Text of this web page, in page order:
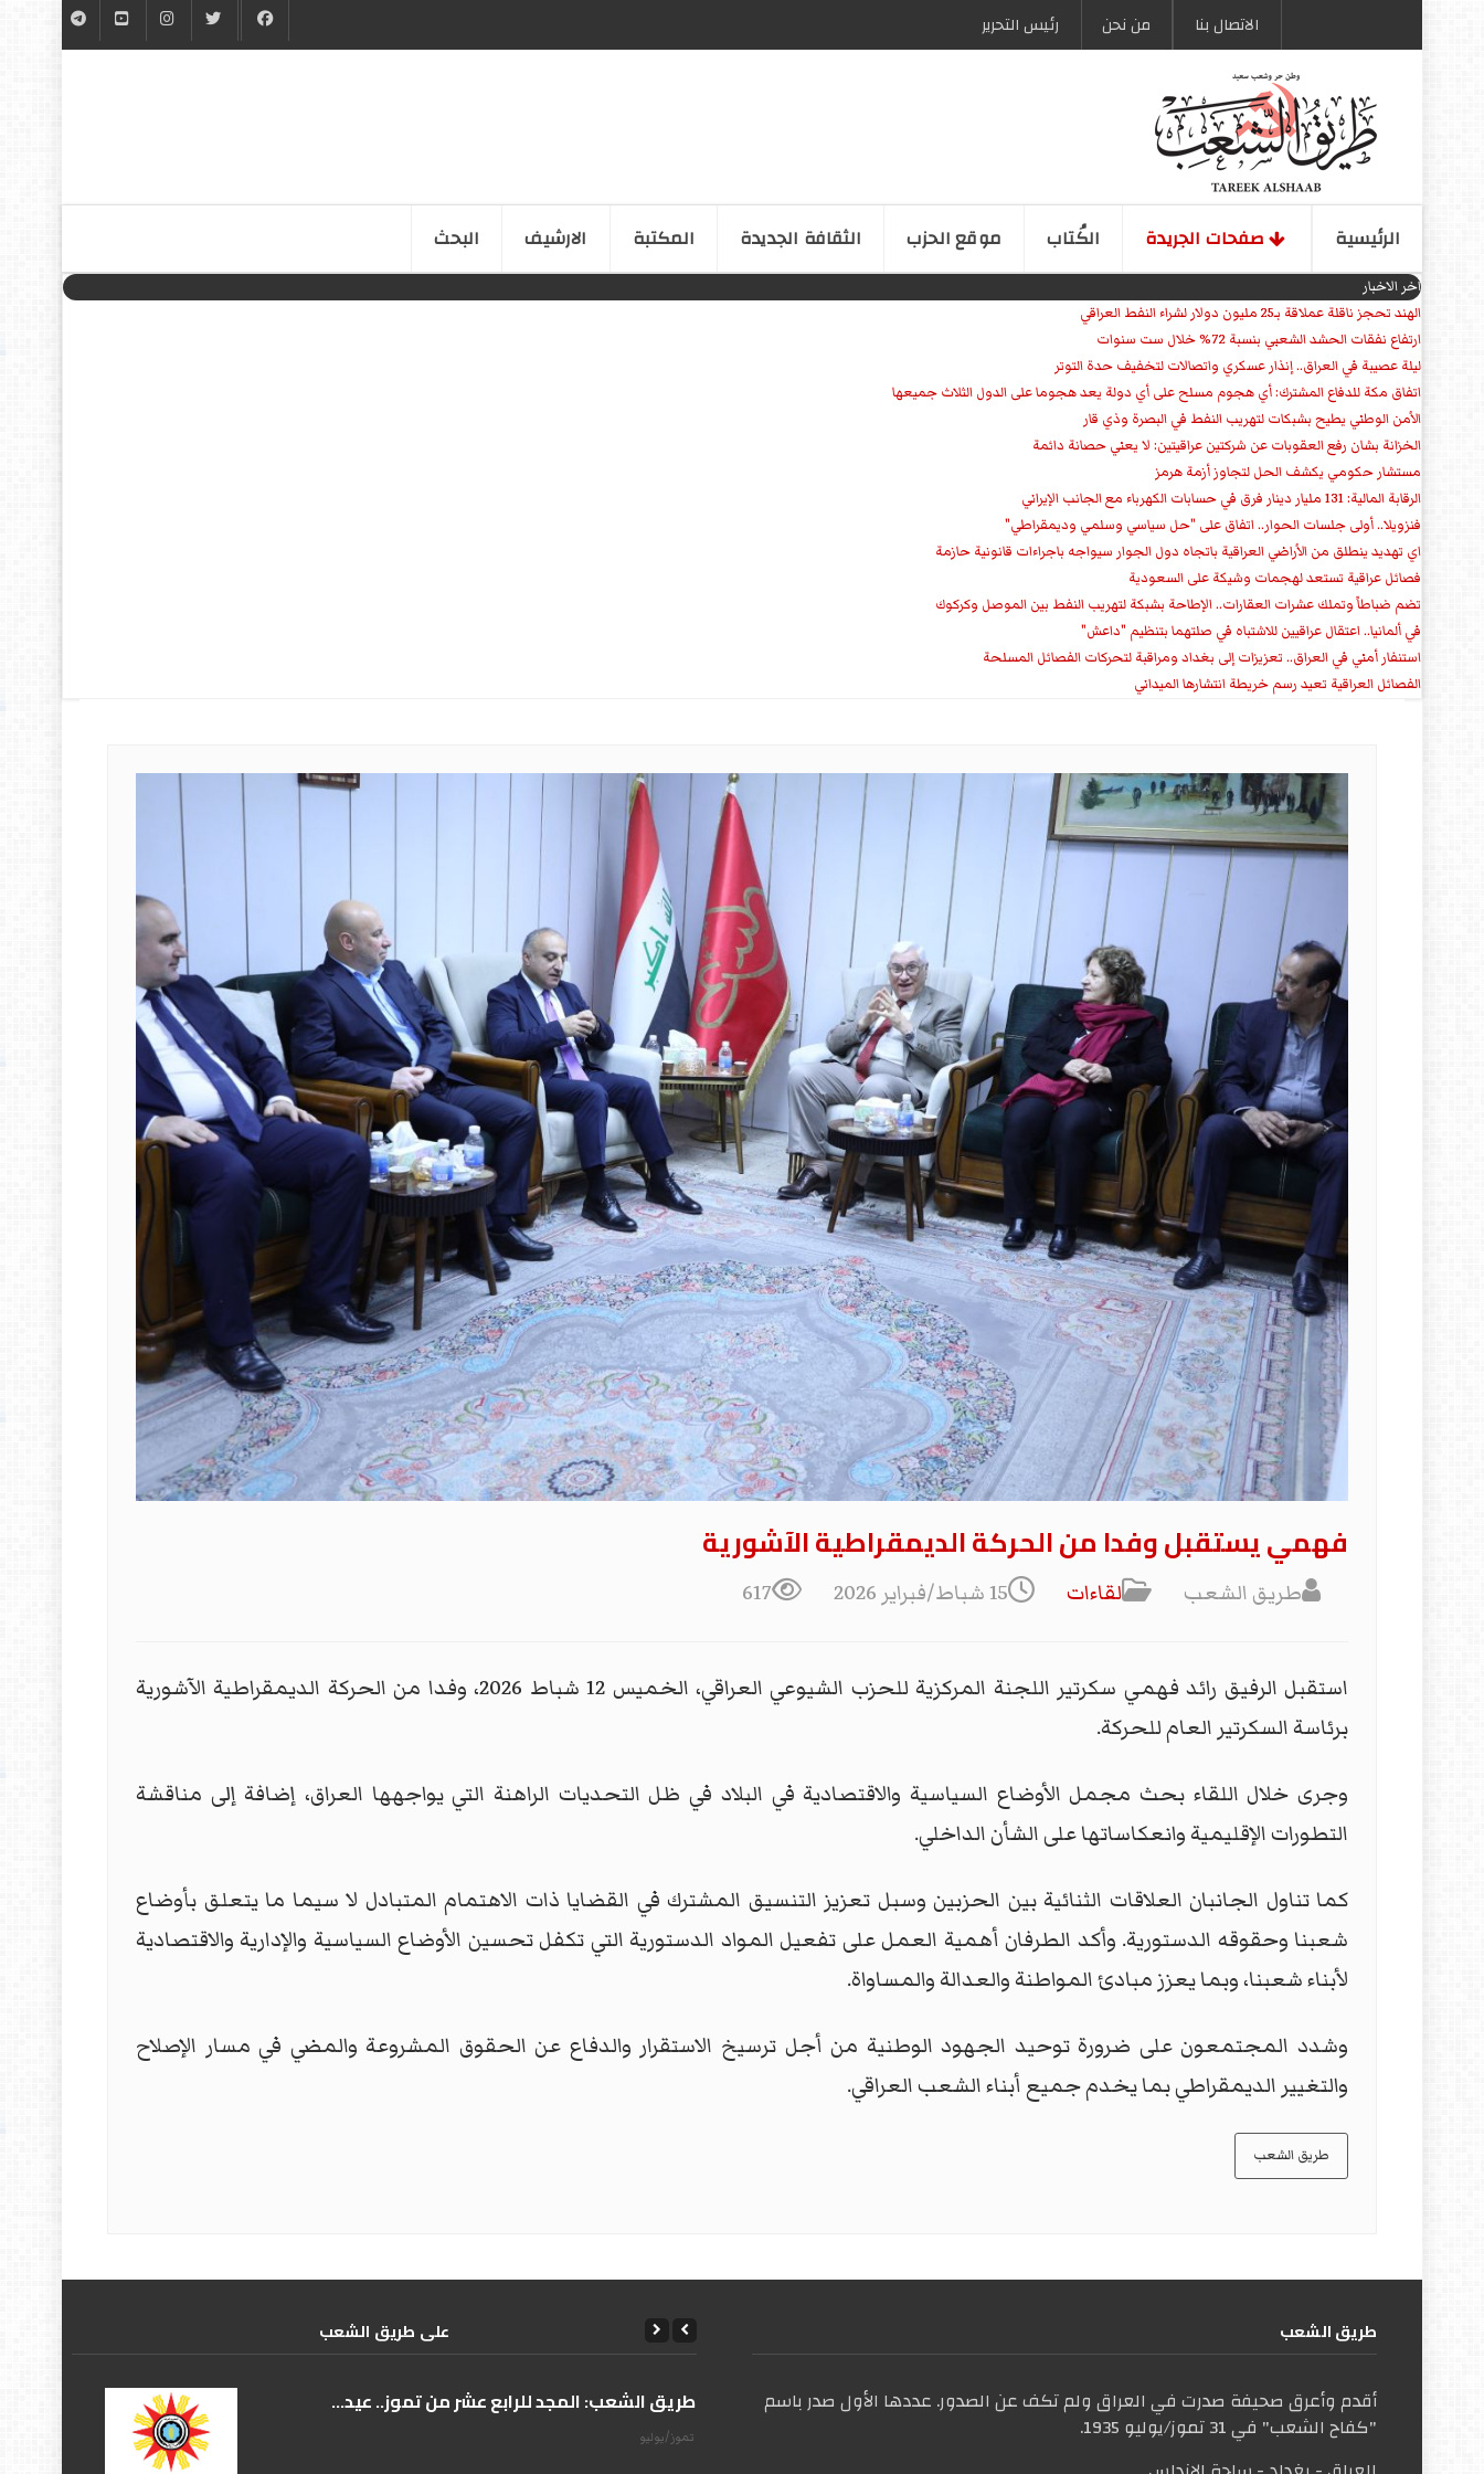
الاتصال بنا من نحن رئیس التحریر
الرئیسیة صفحات الجریدة الكُتاب موقع الحزب الثقافة الجدیدة المكتبة الارشیف البحث
اخر الاخبار
الهند تحجز ناقلة عملاقة بـ25 مليون دولار لشراء النفط العراقي
ارتفاع نفقات الحشد الشعبي بنسبة 72% خلال ست سنوات
ليلة عصيبة في العراق.. إنذار عسكري واتصالات لتخفيف حدة التوتر
‏اتفاق مكة للدفاع المشترك: أي هجوم مسلح على أي دولة يعد هجوما على الدول الثلاث جميعها
الأمن الوطني يطيح بشبكات لتهريب النفط في البصرة وذي قار
الخزانة بشان رفع العقوبات عن شركتين عراقيتين: لا يعني حصانة دائمة
مستشار حكومي يكشف الحل لتجاوز أزمة هرمز
الرقابة المالية: 131 مليار دينار فرق في حسابات الكهرباء مع الجانب الإيراني
فنزويلا.. أولى جلسات الحوار.. اتفاق على "حل سياسي وسلمي وديمقراطي"
اي تهديد ينطلق من الأراضي العراقية باتجاه دول الجوار سيواجه باجراءات قانونية حازمة
فصائل عراقية تستعد لهجمات وشيكة على السعودية
تضم ضباطاً وتملك عشرات العقارات.. الإطاحة بشبكة لتهريب النفط بين الموصل وكركوك
في ألمانيا.. اعتقال عراقيين للاشتباه في صلتهما بتنظيم "داعش"
استنفار أمني في العراق.. تعزيزات إلى بغداد ومراقبة لتحركات الفصائل المسلحة
الفصائل العراقية تعيد رسم خريطة انتشارها الميداني
فهمي يستقبل وفدا من الحركة الديمقراطية الآشورية
طريق الشعب لقاءات 15 شباط/فبراير 2026 617
استقبل الرفيق رائد فهمي سكرتير اللجنة المركزية للحزب الشيوعي العراقي، الخميس 12 شباط 2026، وفدا من الحركة الديمقراطية الآشورية
برئاسة السكرتير العام للحركة.
وجرى خلال اللقاء بحث مجمل الأوضاع السياسية والاقتصادية في البلاد في ظل التحديات الراهنة التي يواجهها العراق، إضافة إلى مناقشة
التطورات الإقليمية وانعكاساتها على الشأن الداخلي.
كما تناول الجانبان العلاقات الثنائية بين الحزبين وسبل تعزيز التنسيق المشترك في القضايا ذات الاهتمام المتبادل لا سيما ما يتعلق بأوضاع
شعبنا وحقوقه الدستورية. وأكد الطرفان أهمية العمل على تفعيل المواد الدستورية التي تكفل تحسين الأوضاع السياسية والإدارية والاقتصادية
لأبناء شعبنا، وبما يعزز مبادئ المواطنة والعدالة والمساواة.
وشدد المجتمعون على ضرورة توحيد الجهود الوطنية من أجل ترسيخ الاستقرار والدفاع عن الحقوق المشروعة والمضي في مسار الإصلاح
والتغيير الديمقراطي بما يخدم جميع أبناء الشعب العراقي.
طريق الشعب
طریق الشعب
أقدم وأعرق صحيفة صدرت في العراق ولم تكف عن الصدور. عددها الأول صدر باسم
"كفاح الشعب" في 31 تموز/يوليو 1935.
علی طریق الشعب
على طريق الشعب: المجد للرابع عشر من تموز.. عيد...